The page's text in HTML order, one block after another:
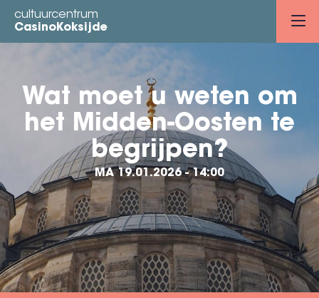
Overslaan
naar
gaan
cultuurcentrum
CasinoKoksijde
Wat moet u weten om
het Midden-Oosten te
begrijpen?
MA 19.01.2026 - 14:00